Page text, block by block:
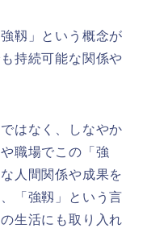
靱」という概念が
持続可能な関係や
はなく、しなやか
職場でこの「強
人間関係や成果を
「強靱」という言
生活にも取り入れ